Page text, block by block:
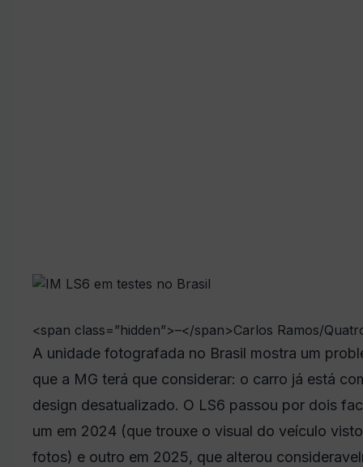
<span class=”hidden”>–</span>Carlos Ramos/
A unidade fotografada no Brasil mostra um
que a MG terá que considerar: o carro já está
design desatualizado. O LS6 passou por dois
um em 2024 (que trouxe o visual do veículo
fotos) e outro em 2025, que alterou